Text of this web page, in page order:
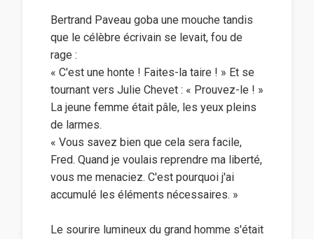
Bertrand Paveau goba une mouche tandis
que le célèbre écrivain se levait, fou de
rage :
« C'est une honte ! Faites-la taire ! » Et se
tournant vers Julie Chevet : « Prouvez-le ! »
La jeune femme était pâle, les yeux pleins
de larmes.
« Vous savez bien que cela sera facile,
Fred. Quand je voulais reprendre ma liberté,
vous me menaciez. C'est pourquoi j'ai
accumulé les éléments nécessaires. »
Le sourire lumineux du grand homme s'était